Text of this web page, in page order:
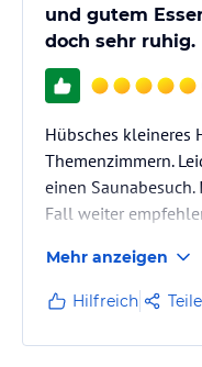
und gutem
doch sehr ruhig.
Hübsches kleineres
Themenzimmern.
einen
Fall weiter
Mehr anzeigen
Hilfreich